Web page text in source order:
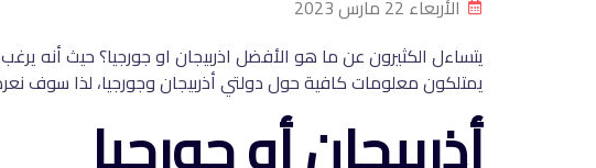
الأربعاء 22 مارس 2023
يتساءل الكثيرون عن ما هو الأفضل اذربيجان او جورجيا؟ حيث أنه
يمتلكون معلومات كافية حول دولتي أذربيجان وجورجيا، لذا سوف